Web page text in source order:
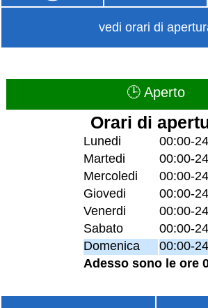
vedi orari di
🕒 Aperto
Orari di
Lunedi
00:00-
Martedi
00:00-
Mercoledi
00:00-
Giovedi
00:00-
Venerdi
00:00-
Sabato
00:00-
Domenica
00:00-
Adesso sono le ore